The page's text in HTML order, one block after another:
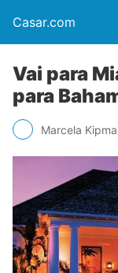
Casar.com
Vai para
para
Marcela